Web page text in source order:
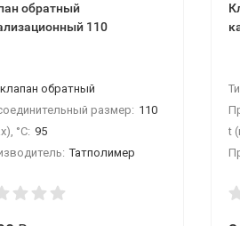
обратный
110
клапан обратный
размер: 110
°С: 95
Татполимер
t